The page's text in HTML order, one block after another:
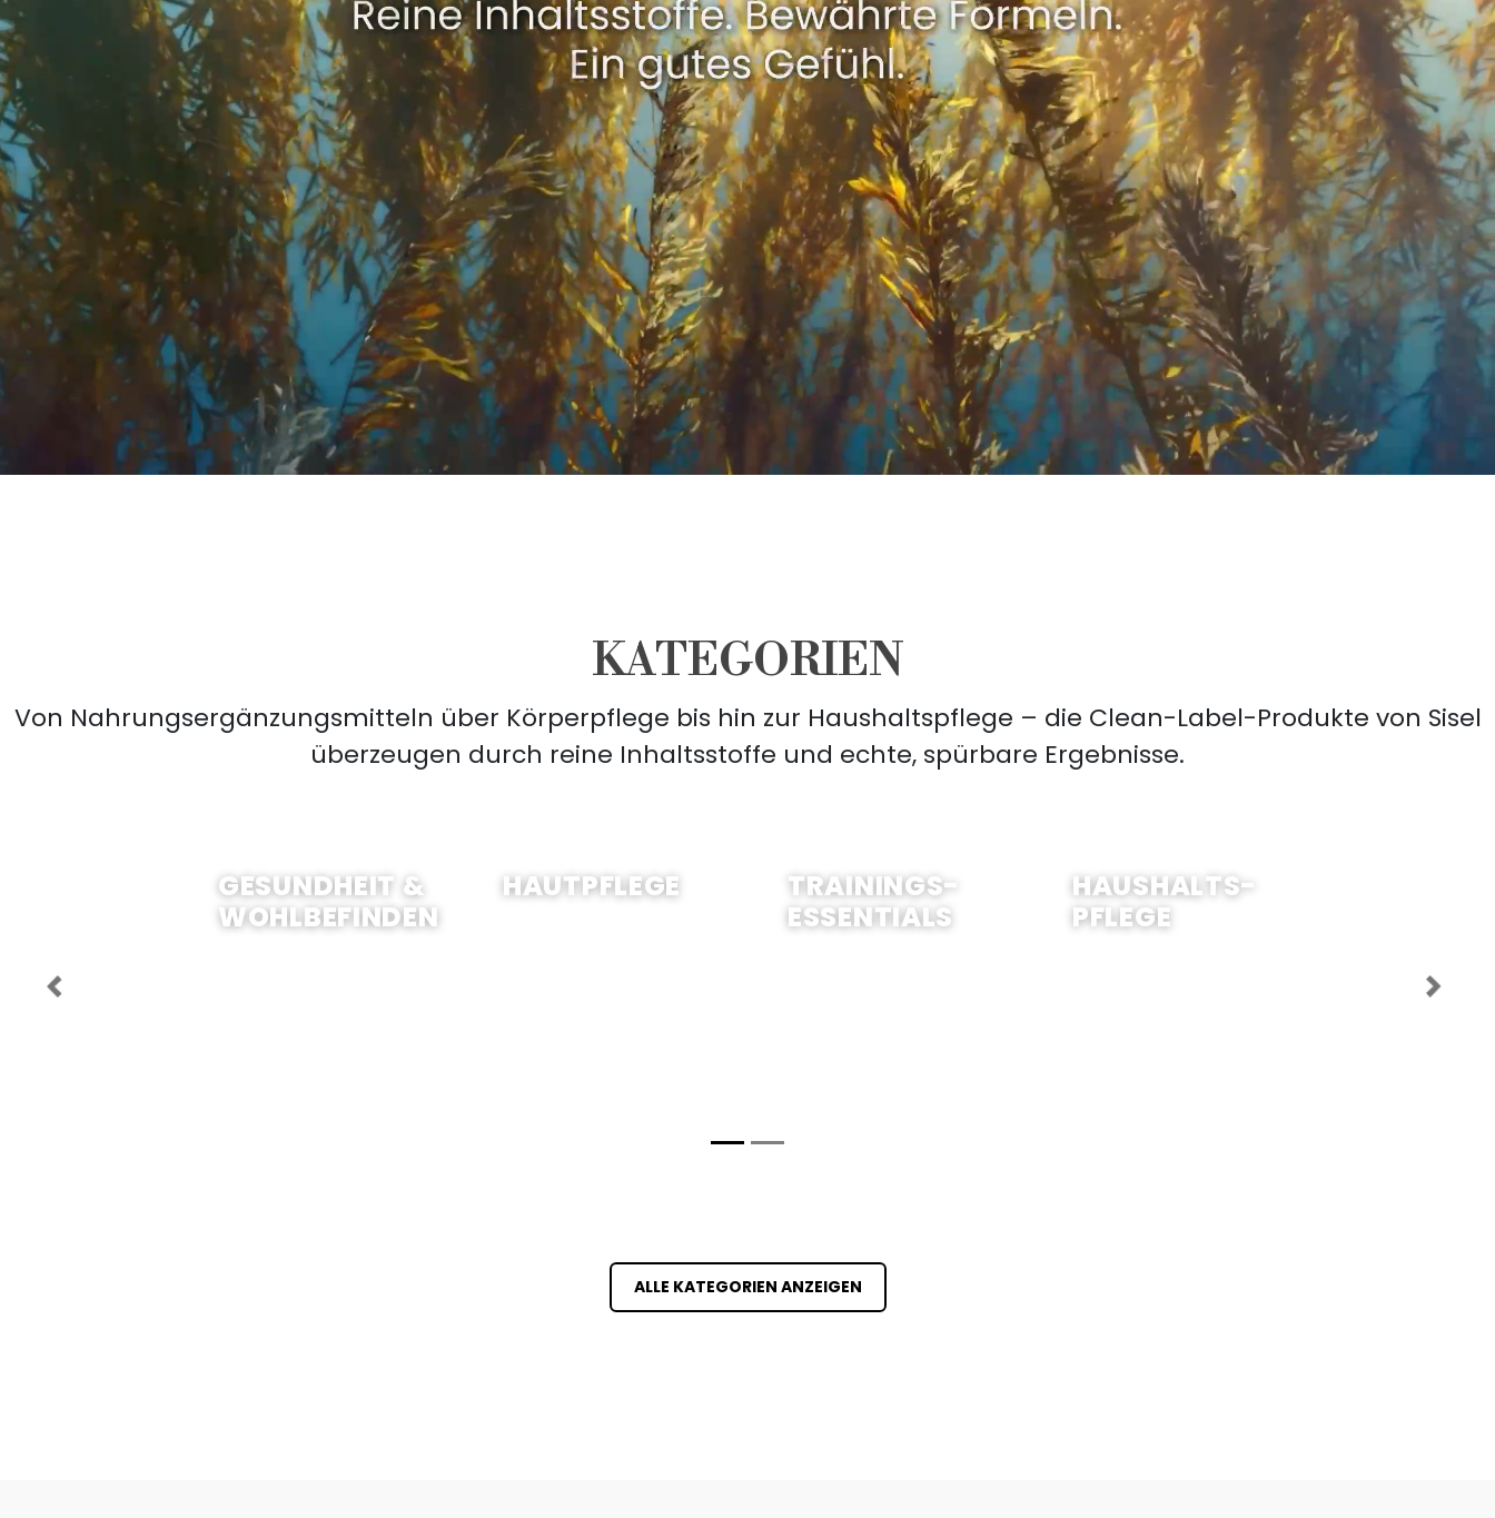
KATEGORIEN
Von Nahrungsergänzungsmitteln über Körperpflege bis hin zur Haushaltspflege – die Clean-Label-Produkte von Sisel
überzeugen durch reine Inhaltsstoffe und echte, spürbare Ergebnisse.
GESUNDHEIT &
WOHLBEFINDEN
HAUTPFLEGE
TRAININGS-
ESSENTIALS
HAUSHALTS-
PFLEGE
Previous Next
ALLE KATEGORIEN ANZEIGEN